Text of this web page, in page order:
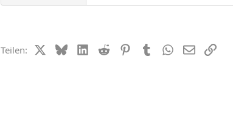
Teilen: X (Twitter)
BlueskyLinkedIn
Reddit PinterestTumblrWhatsApp
E-MailLink